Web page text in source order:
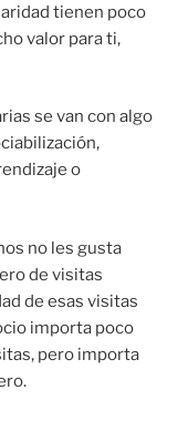
tienen poco
valor para ti,
se van con algo
o
no les gusta
de visitas
de esas visitas
importa poco
pero importa